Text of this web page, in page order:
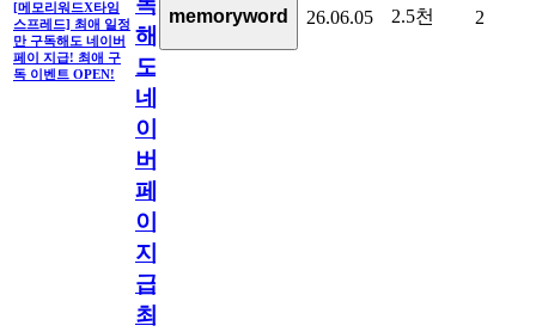
[메모리워드X타임
스프레드] 최애 일정
만 구독해도 네이버
페이 지급! 최애 구
독 이벤트 OPEN!
해
도
네
이
버
페
이
지
급!
최
memoryword 26.06.05 2.5천 2